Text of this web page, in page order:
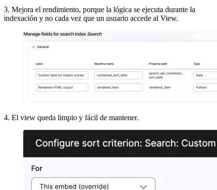
3. Mejora el rendimiento, porque la lógica se ejecuta durante la
indexación y no cada vez que un usuario accede al View.
4. El view queda limpio y fácil de mantener.